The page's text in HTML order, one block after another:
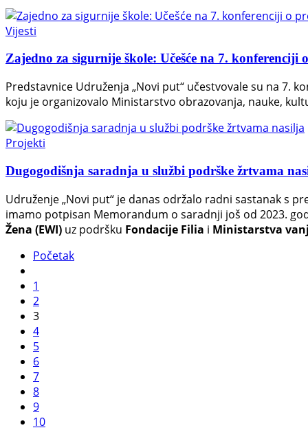
Vijesti
Zajedno za sigurnije škole: Učešće na 7.
Predstavnice Udruženja „Novi put“ učestvovale su na 7.
koju je organizovalo Ministarstvo obrazovanja, nauke,
Projekti
Dugogodišnja saradnja u službi podrške žrtvama
Udruženje „Novi put“ je danas održalo radni sastanak s
imamo potpisan Memorandum o saradnji još od 2023.
Žena (EWI) uz podršku Fondacije Filia i Ministarstva
Početak
1
2
3
4
5
6
7
8
9
10